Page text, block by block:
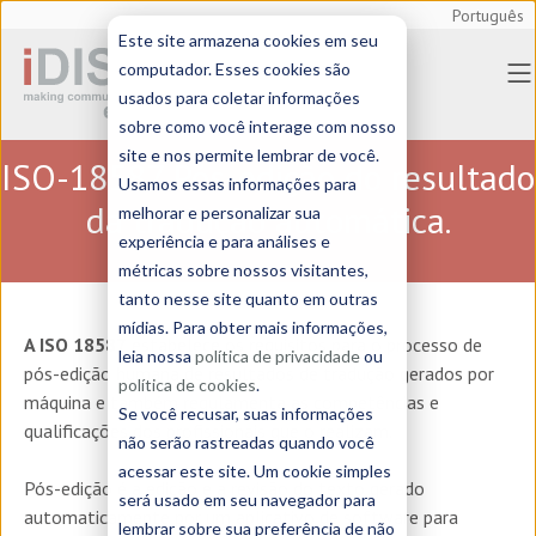
Este site armazena cookies em seu
computador. Esses cookies são
usados para coletar informações
sobre como você interage com nosso
site e nos permite lembrar de você.
Usamos essas informações para
melhorar e personalizar sua
experiência e para análises e
métricas sobre nossos visitantes,
tanto nesse site quanto em outras
mídias. Para obter mais informações,
leia nossa política de privacidadeou
política de cookies.
Se você recusar, suas informações
não serão rastreadas quando você
acessar este site. Um cookie simples
será usado em seu navegador para
lembrar sobre sua preferência de não
Português
ISO-18587 Pós-edição do resultado
da tradução automática.
A ISO 18587 estabelece os requisitos para o processo de
pós-edição humana de resultados de tradução gerados por
máquina e também regulamenta as competências e
qualificações dos profissionais que o realizam.
Pós-edição é a edição e a revisão do texto gerado
automaticamente por um aplicativo de software para